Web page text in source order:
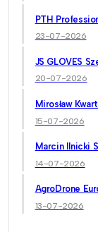
PTH
23-07-2026
JS GLOVES
20-07-2026
Mirosław
15-07-2026
Marcin Ilnicki
14-07-2026
AgroDrone
13-07-2026